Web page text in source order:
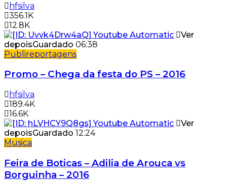
hfsilva
356.1K
12.8K
Ver
depoisGuardado 06:38
Publireportagens
Promo – Chega da festa do PS – 2016
hfsilva
189.4K
16.6K
Ver
depoisGuardado 12:24
Musica
Feira de Boticas – Adilia de Arouca vs
Borguinha – 2016